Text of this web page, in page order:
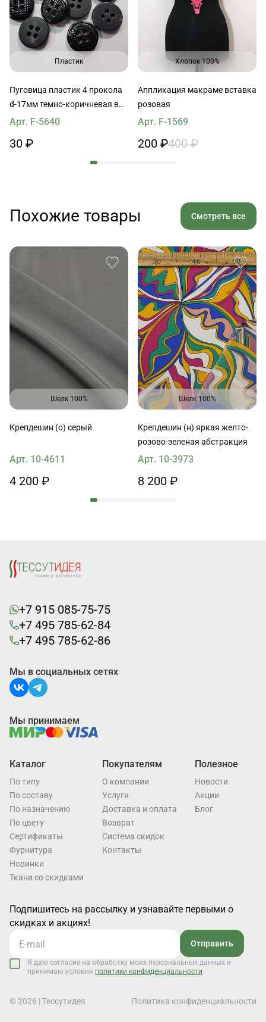
Пластик
Пуговица пластик 4 прокола
d-17мм темно-коричневая в
точку
Арт. F-5640
30 ₽
Хлопок 100%
Аппликация макраме вставка
розовая
Арт. F-1569
200 ₽400 ₽
Похожие товары Смотреть все
Шелк 100%
Крепдешин (о) серый
Арт. 10-4611
4 200 ₽
Шелк 100%
Крепдешин (н) яркая желто-
розово-зеленая абстракция
Арт. 10-3973
8 200 ₽
+7 915 085-75-75
+7 495 785-62-84
+7 495 785-62-86
Каталог
По типу
По составу
По назначению
По цвету
Cертификаты
Фурнитура
Новинки
Ткани со скидками
Покупателям
О компании
Услуги
Доставка и оплата
Возврат
Система скидок
Контакты
Полезное
Новости
Акции
Блог
Подпишитесь на рассылку и узнавайте первыми о
скидках и акциях!
Отправить
Я даю согласие на обработку моих персональных данных и
принимаю условия политики конфиденциальности
Мы в социальных сетях
Мы принимаем
© 2026 | Тессутидея Политика конфиденциальности